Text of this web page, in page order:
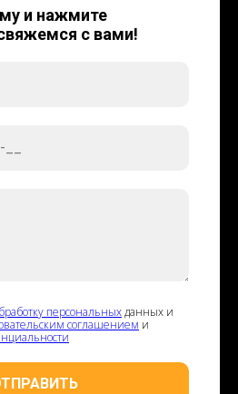
и нажмите
с вами!
персональныхданных и
соглашением и